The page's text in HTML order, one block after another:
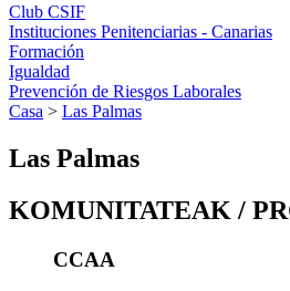
Club CSIF
Instituciones Penitenciarias - Canarias
Formación
Igualdad
Prevención de Riesgos Laborales
Casa > Las Palmas
Las Palmas
KOMUNITATEAK /
CCAA